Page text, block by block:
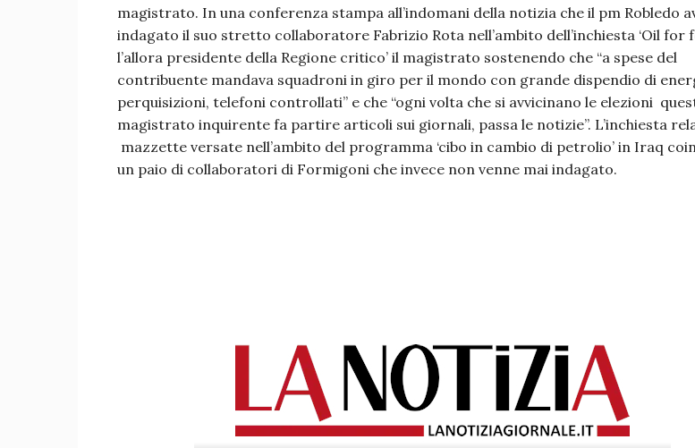
magistrato. In una conferenza stampa all’indomani della notizia che il pm Robledo
indagato il suo stretto collaboratore Fabrizio Rota nell’ambito dell’inchiesta ‘Oil for
l’allora presidente della Regione critico’ il magistrato sostenendo che “a spese del
contribuente mandava squadroni in giro per il mondo con grande dispendio di
perquisizioni, telefoni controllati” e che “ogni volta che si avvicinano le elezioni
magistrato inquirente fa partire articoli sui giornali, passa le notizie”. L’inchiesta
mazzette versate nell’ambito del programma ‘cibo in cambio di petrolio’ in Iraq
un paio di collaboratori di Formigoni che invece non venne mai indagato.